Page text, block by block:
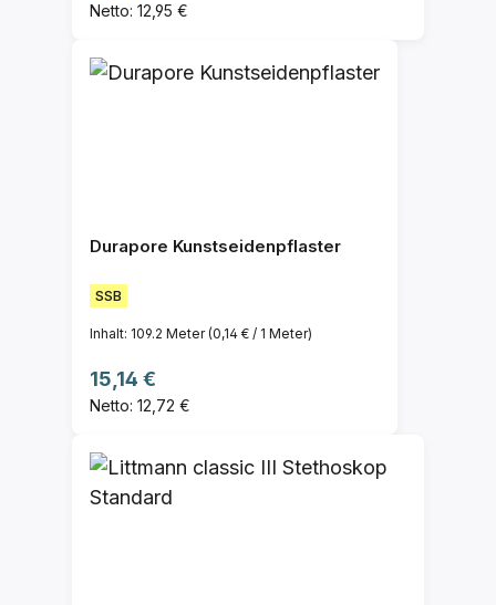
Netto: 12,95 €
Durapore Kunstseidenpflaster
SSB
Inhalt: 109.2 Meter(0,14 € / 1 Meter)
Regulärer Preis:
15,14 €
Netto: 12,72 €